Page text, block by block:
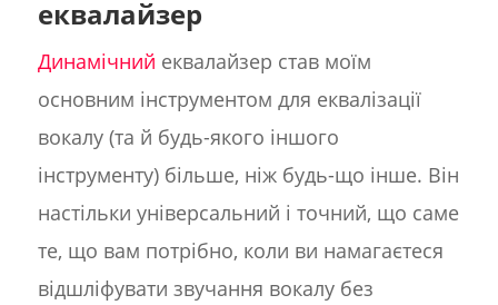
еквалайзер
Динамічний еквалайзер став моїм
основним інструментом для еквалізації
вокалу (та й будь-якого іншого
інструменту) більше, ніж будь-що інше. Він
настільки універсальний і точний, що саме
те, що вам потрібно, коли ви намагаєтеся
відшліфувати звучання вокалу без